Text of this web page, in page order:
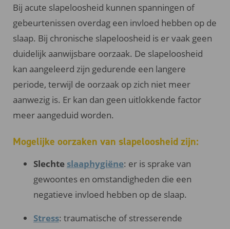
Bij acute slapeloosheid kunnen spanningen of
gebeurtenissen overdag een invloed hebben op de
slaap. Bij chronische slapeloosheid is er vaak geen
duidelijk aanwijsbare oorzaak. De slapeloosheid
kan aangeleerd zijn gedurende een langere
periode, terwijl de oorzaak op zich niet meer
aanwezig is. Er kan dan geen uitlokkende factor
meer aangeduid worden.
Mogelijke oorzaken van slapeloosheid zijn:
Slechte slaaphygiëne: er is sprake van
gewoontes en omstandigheden die een
negatieve invloed hebben op de slaap.
Stress: traumatische of stresserende